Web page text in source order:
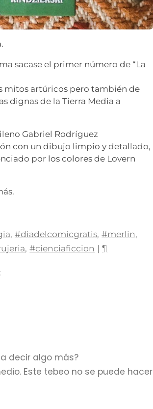
sacase el primer número de “La
mitos artúricos pero también de
dignas de la Tierra Media a
Gabriel Rodríguez
con un dibujo limpio y detallado,
por los colores de Lovern
,#diadelcomicgratis,#merlin,
,#cienciaficcion |¶
decir algo más?
Este tebeo no se puede hacer